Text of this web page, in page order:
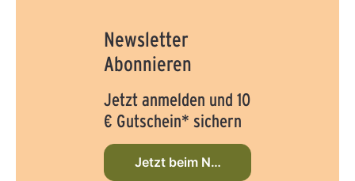
Newsletter
Abonnieren
Jetzt anmelden und 10
€ Gutschein* sichern
Jetzt beim Newsletter anmelden